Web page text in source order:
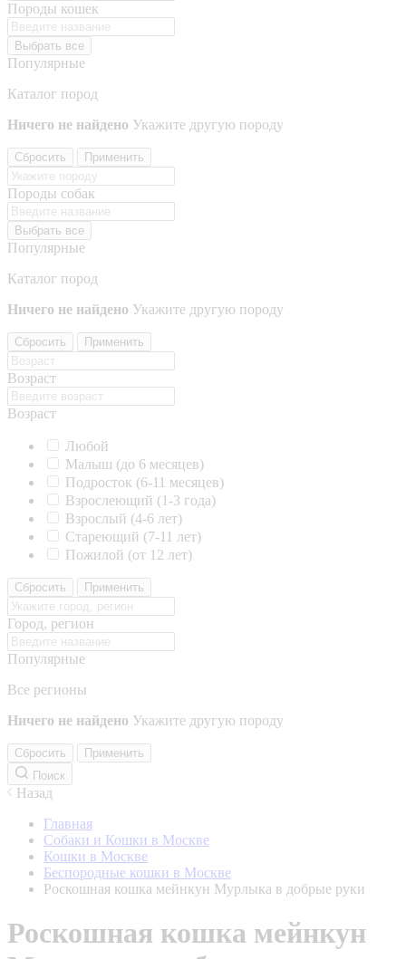
Породы кошек
Выбрать все
Популярные
Каталог пород
Ничего не найдено Укажите другую породу
Сбросить Применить
Породы собак
Выбрать все
Популярные
Каталог пород
Ничего не найдено Укажите другую породу
Сбросить Применить
Возраст
Возраст
Любой
Малыш (до 6 месяцев)
Подросток (6-11 месяцев)
Взрослеющий (1-3 года)
Взрослый (4-6 лет)
Стареющий (7-11 лет)
Пожилой (от 12 лет)
Сбросить Применить
Город, регион
Популярные
Все регионы
Ничего не найдено Укажите другую породу
Сбросить
Применить
Поиск
Назад
Главная
Собаки и Кошки в Москве
Кошки в Москве
Беспородные кошки в Москве
Роскошная кошка мейнкун Мурлыка в добрые руки
Роскошная кошка мейнкун